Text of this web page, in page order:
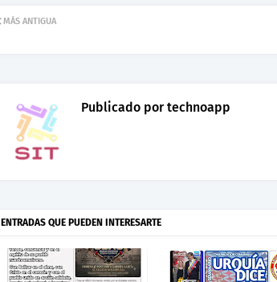
MÁS ANTIGUA
Publicado portechnoapp
ENTRADAS QUE PUEDEN INTERESARTE